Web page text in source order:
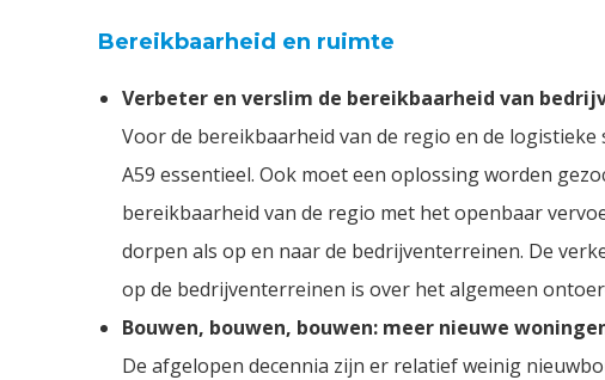
Bereikbaarheid en ruimte
Verbeter en verslim de bereikbaarheid van
Voor de bereikbaarheid van de regio en de
A59 essentieel. Ook moet een oplossing worden
bereikbaarheid van de regio met het openbaar
dorpen als op en naar de bedrijventerreinen. De
op de bedrijventerreinen is over het algemeen
Bouwen, bouwen, bouwen: meer nieuwe
De afgelopen decennia zijn er relatief weinig